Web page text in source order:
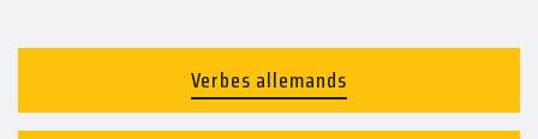
Verbes allemands